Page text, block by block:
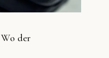
der